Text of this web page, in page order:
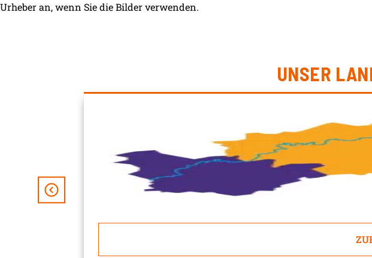
Urheber an, wenn Sie die Bilder verwenden.
UNSER